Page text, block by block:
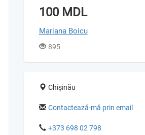
100 MDL
Mariana Boicu
895
Chișinău
Contactează-mă prin email
+373 698 02 798